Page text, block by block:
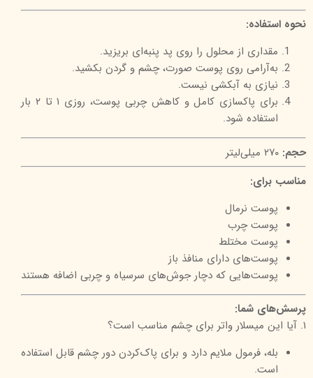
نحوه استفاده:
مقداری از محلول را روی پد پنبه‌ای بریزید.
به‌آرامی روی پوست صورت، چشم و گردن بکشید.
نیازی به آبکشی نیست.
برای پاکسازی کامل و کاهش چربی پوست، روزی ۱ تا ۲ بار
استفاده شود.
حجم:
مناسب برای:
پوست نرمال
پوست چرب
پوست مختلط
پوست‌های دارای منافذ باز
پوست‌هایی که دچار جوش‌های سرسیاه و چربی اضافه هستند
پرسش‌های شما:
۱. آیا این میسلار واتر برای چشم مناسب است؟
بله، فرمول ملایم دارد و برای پاک‌کردن دور چشم قابل استفاده
است.